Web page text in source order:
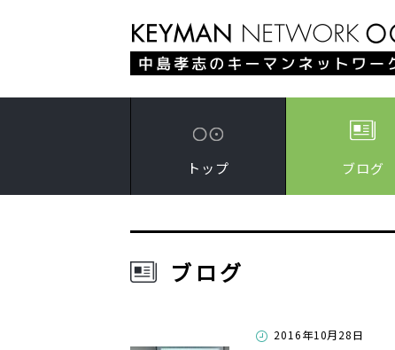
トップ ブログ
ブログ
2016年10月28日